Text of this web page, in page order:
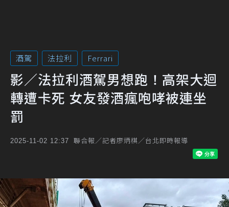
酒駕 法拉利 Ferrari
影／法拉利酒駕男想跑！高架大迴
轉遭卡死 女友發酒瘋咆哮被連坐
罰
2025-11-02 12:37 聯合報／記者廖炳棋／台北即時報導